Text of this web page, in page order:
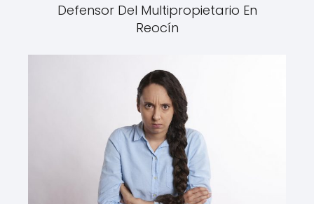
Defensor Del Multipropietario En
Reocín